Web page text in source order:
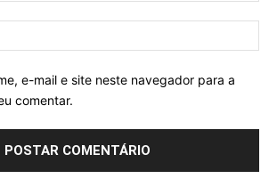
e-mail e site neste navegador para a
comentar.